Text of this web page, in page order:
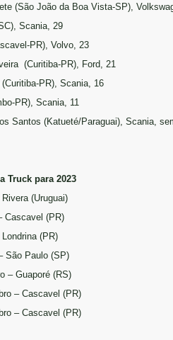
(São João da Boa Vista-SP),
Scania, 29
PR), Volvo, 23
(Curitiba-PR), Ford, 21
PR), Scania, 16
PR), Scania, 11
Santos (Katueté/Paraguai), Scania,
Truck para 2023
(Uruguai)
Cascavel (PR)
(PR)
São Paulo (SP)
– Guaporé (RS)
– Cascavel (PR)
– Cascavel (PR)